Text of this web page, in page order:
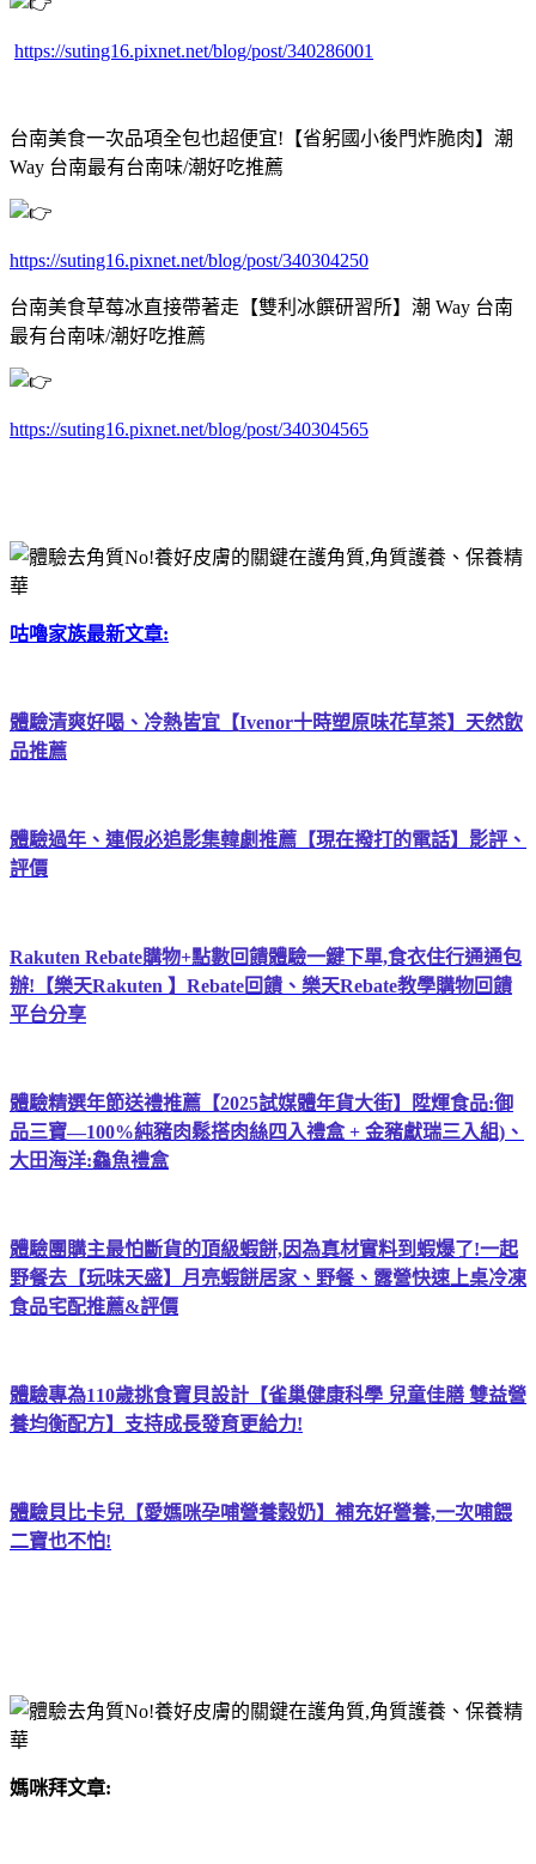
https://suting16.pixnet.net/blog/post/340286001
台南美食一次品項全包也超便宜!【省躬國小後門炸脆肉】潮
Way 台南最有台南味/潮好吃推薦
https://suting16.pixnet.net/blog/post/340304250
台南美食草莓冰直接帶著走【雙利冰饌研習所】潮 Way 台南
最有台南味/潮好吃推薦
https://suting16.pixnet.net/blog/post/340304565
咕嚕家族最新文章:
體驗清爽好喝、冷熱皆宜【Ivenor十時塑原味花草茶】天然飲
品推薦
體驗過年、連假必追影集韓劇推薦【現在撥打的電話】影評、
評價
Rakuten Rebate購物+點數回饋體驗一鍵下單,食衣住行通通包
辦!【樂天Rakuten 】Rebate回饋、樂天Rebate教學購物回饋
平台分享
體驗精選年節送禮推薦【2025試媒體年貨大街】陞煇食品:御
品三寶—100%純豬肉鬆搭肉絲四入禮盒 + 金豬獻瑞三入組)、
大田海洋:鱻魚禮盒
體驗團購主最怕斷貨的頂級蝦餅,因為真材實料到蝦爆了!一起
野餐去【玩味天盛】月亮蝦餅居家、野餐、露營快速上桌冷凍
食品宅配推薦&評價
體驗專為110歲挑食寶貝設計【雀巢健康科學 兒童佳膳 雙益營
養均衡配方】支持成長發育更給力!
體驗貝比卡兒【愛媽咪孕哺營養穀奶】補充好營養,一次哺餵
二寶也不怕!
媽咪拜文章: